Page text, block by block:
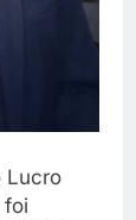
Lucro
foi